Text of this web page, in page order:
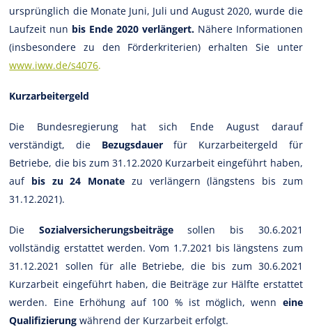
ursprünglich die Monate Juni, Juli und August 2020, wurde die
Laufzeit nun bis Ende 2020 verlängert.Nähere Informationen
(insbesondere zu den Förderkriterien) erhalten Sie unter
www.iww.de/s4076.
Kurzarbeitergeld
Die Bundesregierung hat sich Ende August darauf
verständigt, die Bezugsdauerfür Kurzarbeitergeld für
Betriebe, die bis zum 31.12.2020 Kurzarbeit eingeführt haben,
auf bis zu 24 Monate zu verlängern (längstens bis zum
31.12.2021).
Die Sozialversicherungsbeiträgesollen bis 30.6.2021
vollständig erstattet werden. Vom 1.7.2021 bis längstens zum
31.12.2021 sollen für alle Betriebe, die bis zum 30.6.2021
Kurzarbeit eingeführt haben, die Beiträge zur Hälfte erstattet
werden. Eine Erhöhung auf 100 % ist möglich, wenn eine
Qualifizierungwährend der Kurzarbeit erfolgt.